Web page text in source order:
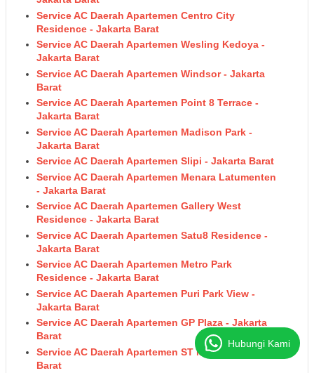
Service AC Daerah Apartemen Centro City
Residence - Jakarta Barat
Service AC Daerah Apartemen Wesling Kedoya -
Jakarta Barat
Service AC Daerah Apartemen Windsor - Jakarta
Barat
Service AC Daerah Apartemen Point 8 Terrace -
Jakarta Barat
Service AC Daerah Apartemen Madison Park -
Jakarta Barat
Service AC Daerah Apartemen Slipi - Jakarta Barat
Service AC Daerah Apartemen Menara Latumenten
- Jakarta Barat
Service AC Daerah Apartemen Gallery West
Residence - Jakarta Barat
Service AC Daerah Apartemen Satu8 Residence -
Jakarta Barat
Service AC Daerah Apartemen Metro Park
Residence - Jakarta Barat
Service AC Daerah Apartemen Puri Park View -
Jakarta Barat
Service AC Daerah Apartemen GP Plaza - Jakarta
Barat
Service AC Daerah Apartemen ST Moritz - Jakarta
Barat
Hubungi Kami